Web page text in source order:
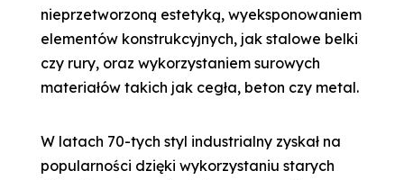
nieprzetworzoną estetyką, wyeksponowaniem
elementów konstrukcyjnych, jak stalowe belki
czy rury, oraz wykorzystaniem surowych
materiałów takich jak cegła, beton czy metal.
W latach 70-tych styl industrialny zyskał na
popularności dzięki wykorzystaniu starych